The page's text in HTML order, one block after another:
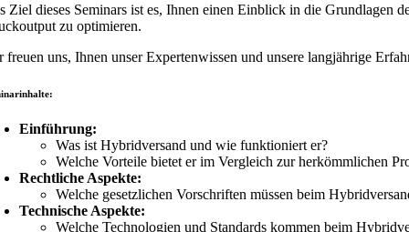
Ziel dieses Seminars ist es, Ihnen einen Einblick in die Grundlagen
zu optimieren.
freuen uns, Ihnen unser Expertenwissen und unsere langjährige
Einführung:
Was ist Hybridversand und wie funktioniert er?
Welche Vorteile bietet er im Vergleich zur herkömmlichen
Rechtliche Aspekte:
Welche gesetzlichen Vorschriften müssen beim
Technische Aspekte:
Welche Technologien und Standards kommen beim